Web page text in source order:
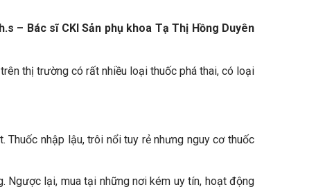
– Bác sĩ CKI Sản phụ khoa Tạ Thị Hồng Duyên
thị trường có rất nhiều loại thuốc phá thai, có loại
Thuốc nhập lậu, trôi nổi tuy rẻ nhưng nguy cơ thuốc
Ngược lại, mua tại những nơi kém uy tín, hoạt động